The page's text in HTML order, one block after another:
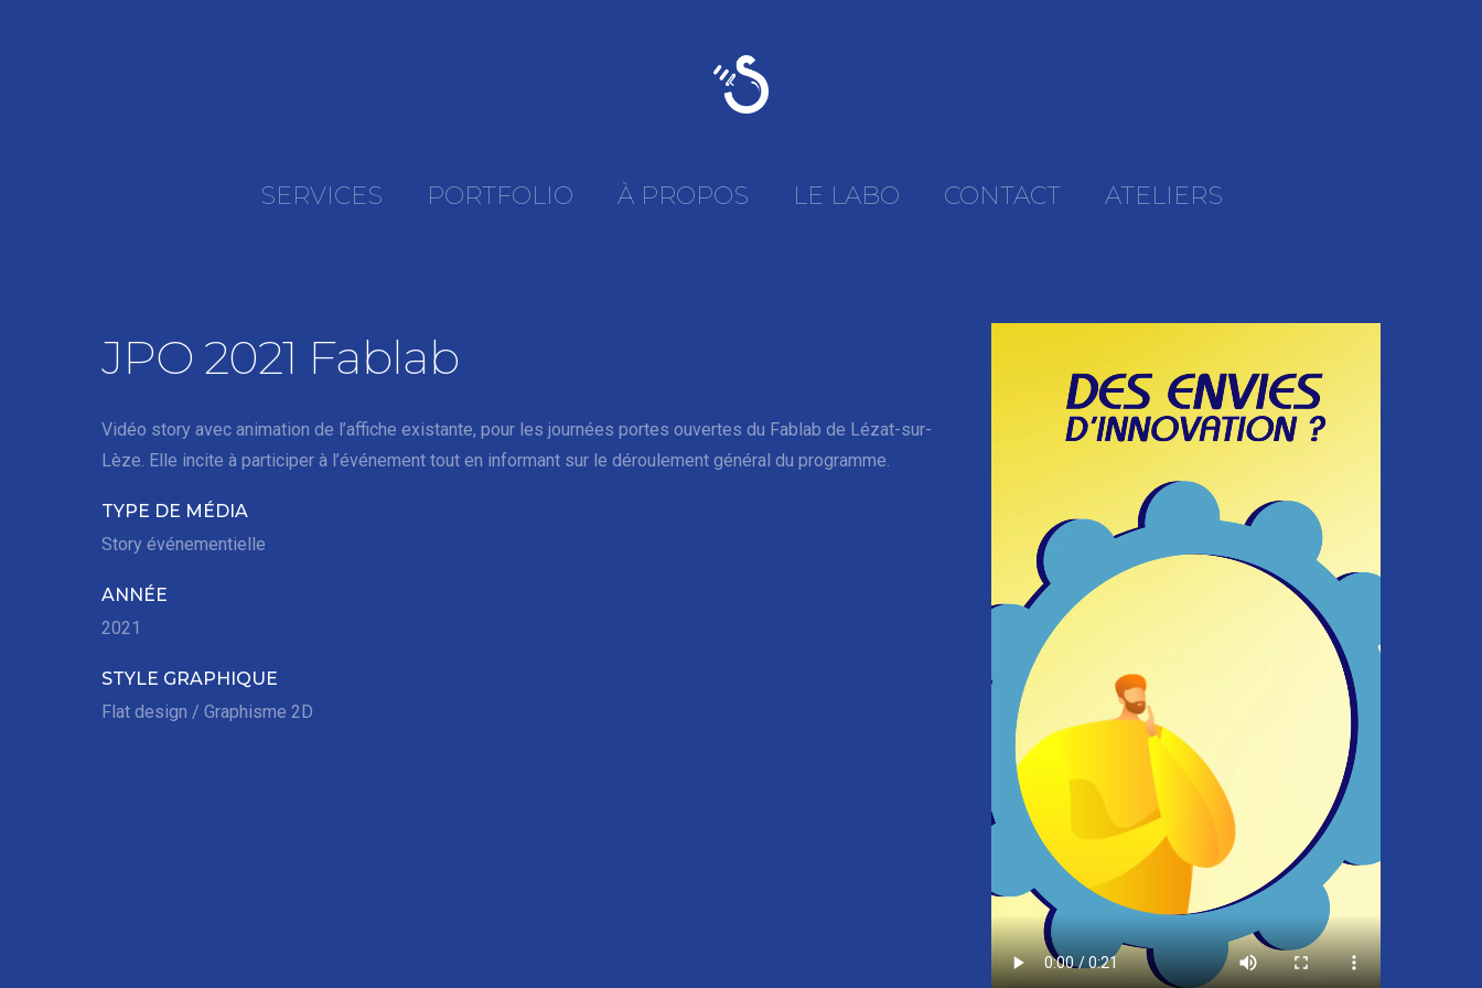
SERVICES PORTFOLIO À PROPOS LE LABO CONTACT ATELIERS
JPO 2021 Fablab
Vidéo story avec animation de l’affiche existante, pour les journées portes ouvertes du Fablab de Lézat-sur-
Lèze. Elle incite à participer à l’événement tout en informant sur le déroulement général du programme.
TYPE DE MÉDIA
Story événementielle
ANNÉE
2021
STYLE GRAPHIQUE
Flat design / Graphisme 2D